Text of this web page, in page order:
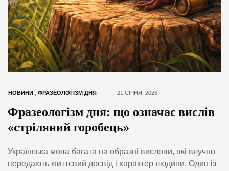
НОВИНИ ФРАЗЕОЛОГІЗМ ДНЯ 21 СІЧНЯ, 2026
Фразеологізм дня: що означає вислів
«стріляний горобець»
Українська мова багата на образні вислови, які влучно
передають життєвий досвід і характер людини. Один із